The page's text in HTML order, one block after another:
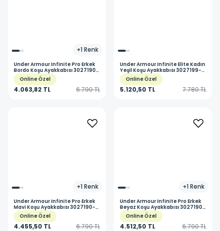
+1 Renk
Under ArmourInfinite Pro Erkek
Bordo Koşu Ayakkabısı 3027190-
601Online Özel
4.063,82 TL 6.790 TL
Under ArmourInfinite Elite Kadın
Yeşil Koşu Ayakkabısı 3027199-
301Online Özel
5.120,50 TL 7.780 TL
+1 Renk
Under ArmourInfinite Pro Erkek
Mavi Koşu Ayakkabısı 3027190-
401Online Özel
4.455,50 TL 6.790 TL
+1 Renk
Under ArmourInfinite Pro Erkek
Beyaz Koşu Ayakkabısı 3027190-
100Online Özel
4.512,50 TL 6.790 TL